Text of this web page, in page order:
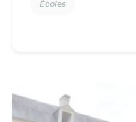
Écoles